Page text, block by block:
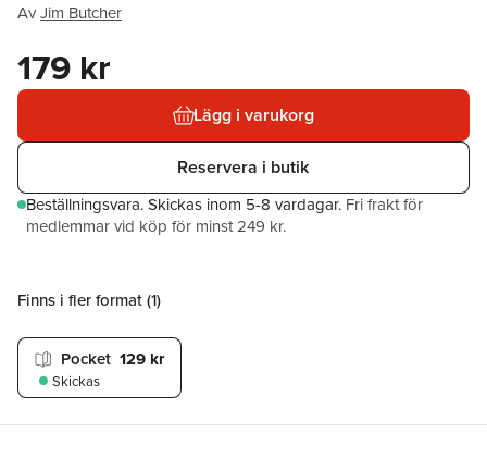
AvJim Butcher
179 kr
Lägg i varukorg
Reservera i butik
Beställningsvara.Skickas inom 5-8 vardagar. Fri frakt för
medlemmar vid köp för minst 249 kr.
Finns i fler format (1)
Pocket 129 kr
Skickas